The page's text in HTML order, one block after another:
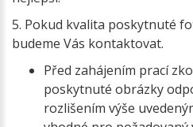
5. Pokud kvalita poskytnuté
budeme Vás kontaktovat.
Před zahájením prací
poskytnuté obrázky
rozlišením výše